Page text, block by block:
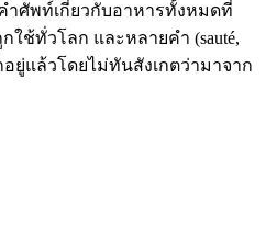
ำศัพท์เกี่ยวกับอาหารทั้งหมดที่
ใช้ทั่วโลก และหลายคำ (sauté,
อยู่แล้วโดยไม่ทันสังเกตว่ามาจาก